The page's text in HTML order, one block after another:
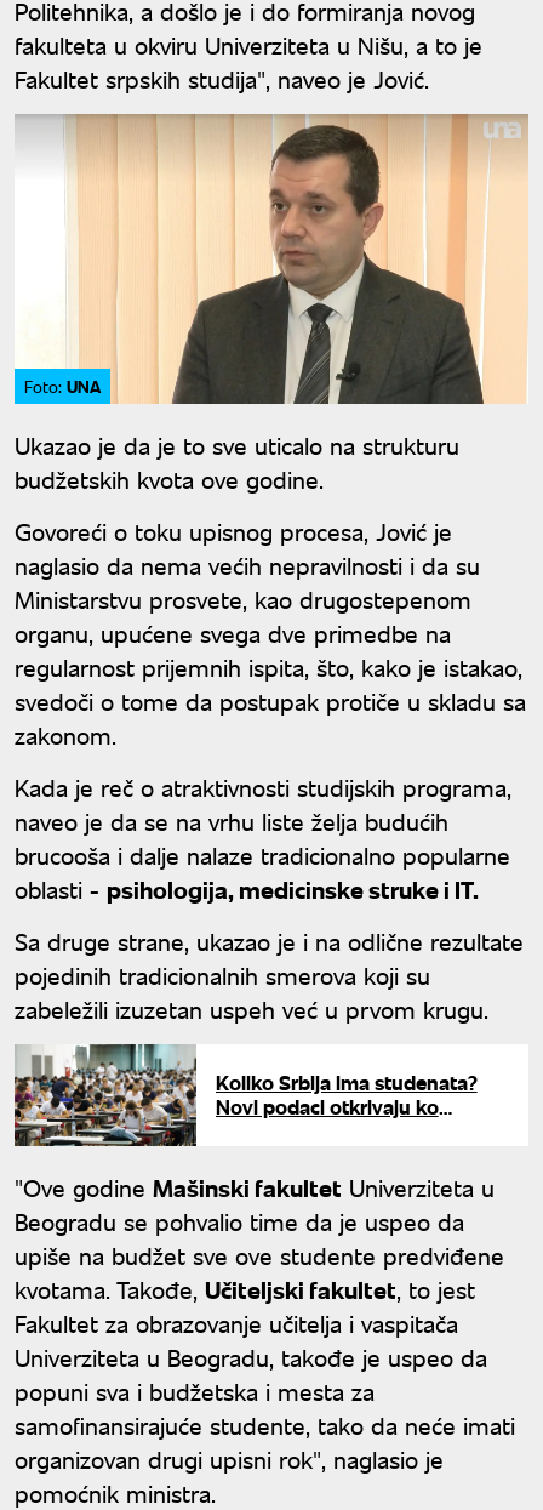
Politehnika, a došlo je i do formiranja novog
fakulteta u okviru Univerziteta u Nišu, a to je
Fakultet srpskih studija", naveo je Jović.
Foto: UNA
Ukazao je da je to sve uticalo na strukturu
budžetskih kvota ove godine.
Govoreći o toku upisnog procesa, Jović je
naglasio da nema većih nepravilnosti i da su
Ministarstvu prosvete, kao drugostepenom
organu, upućene svega dve primedbe na
regularnost prijemnih ispita, što, kako je istakao,
svedoči o tome da postupak protiče u skladu sa
zakonom.
Kada je reč o atraktivnosti studijskih programa,
naveo je da se na vrhu liste želja budućih
brucooša i dalje nalaze tradicionalno popularne
oblasti - psihologija, medicinske struke i IT.
Sa druge strane, ukazao je i na odlične rezultate
pojedinih tradicionalnih smerova koji su
zabeležili izuzetan uspeh već u prvom krugu.
Koliko Srbija ima studenata?
Novi podaci otkrivaju ko
"Ove godine Mašinski fakultet Univerziteta u
Beogradu se pohvalio time da je uspeo da
upiše na budžet sve ove studente predviđene
kvotama. Takođe, Učiteljski fakultet, to jest
Fakultet za obrazovanje učitelja i vaspitača
Univerziteta u Beogradu, takođe je uspeo da
popuni sva i budžetska i mesta za
samofinansirajuće studente, tako da neće imati
organizovan drugi upisni rok", naglasio je
pomoćnik ministra.